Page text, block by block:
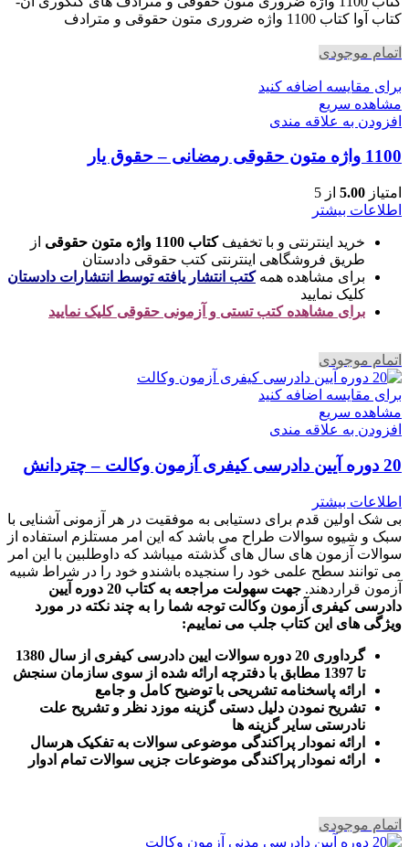
بود.
است.
کتاب آوا کتاب 1100 واژه ضروری متون حقوقی و مترادف
اتمام موجودی
برای مقایسه اضافه کنید
مشاهده سریع
افزودن به علاقه مندی
1100 واژه متون حقوقی رمضانی – حقوق یار
امتیاز 5.00 از 5
اطلاعات بیشتر
خرید اینترنتی و با تخفیفکتاب 1100 واژه متون حقوقی
از
طریق فروشگاهی اینترنتی کتب حقوقی دادستان
برای مشاهده همهکتب انتشار یافته توسط انتشارات دادستان
کلیک نمایید
برای مشاهده کتب تستی و آزمونی حقوقی کلیک نمایید
اتمام موجودی
برای مقایسه اضافه کنید
مشاهده سریع
افزودن به علاقه مندی
20 دوره آیین دادرسی کیفری آزمون وکالت – چتردانش
اطلاعات بیشتر
بی شک اولین قدم برای دستیابی به موفقیت در هر آزمونی آشنایی با
سبک و شیوه سوالات طراح می باشد که این امر مستلزم استفاده از
سوالات آزمون های سال های گذشته میباشد که داوطلبین با این امر
می توانند سطح علمی خود را سنجیده باشندو خود را در شراط شبیه
آزمون قراردهند.
جهت سهولت مراجعه به کتاب 20 دوره آیین
دادرسی کیفری آزمون وکالت توجه شما را به چند نکته در مورد
ویژگی های این کتاب جلب می نماییم:
گرداوری 20 دوره سوالات ایین دادرسی کیفری از سال 1380
تا 1397 مطابق با دفترچه ارائه شده از سوی سازمان سنجش
ارائه پاسخنامه تشریحی با توضیح کامل و جامع
تشریح نمودن دلیل دستی گزینه موزد نظر و تشریح علت
نادرستی سایر گزینه ها
ارائه نمودار پراکندگی موضوعی سوالات به تفکیک هرسال
رائه نمودار پراکندگی موضوعات جزیی سوالات تمام ادوار
اتمام موجودی